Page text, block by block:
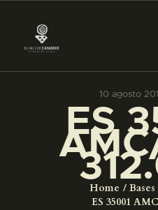
10 agosto
ES
Home
ES 35001
PREPARAR